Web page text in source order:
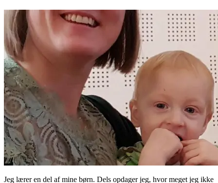
Jeg lærer en del af mine børn. Dels opdager jeg, hvor meget jeg ikke